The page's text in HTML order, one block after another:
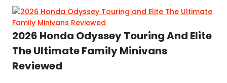
2026 Honda Odyssey Touring And Elite
The Ultimate Family Minivans
Reviewed